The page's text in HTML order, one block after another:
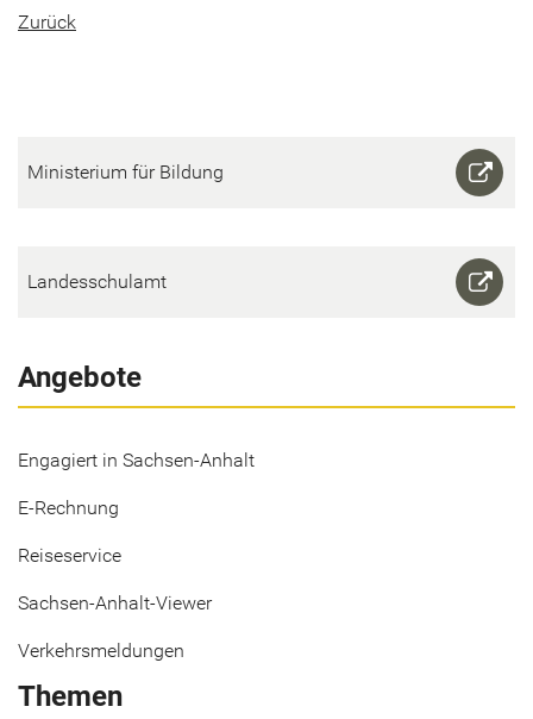
Zu­rück
Mi­nis­te­ri­um für Bil­dung
Lan­des­schul­amt
Angebote
Engagiert in Sachsen-Anhalt
E-Rechnung
Reiseservice
Sachsen-Anhalt-Viewer
Verkehrsmeldungen
Themen